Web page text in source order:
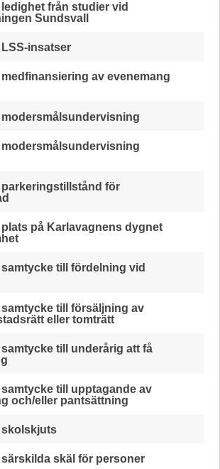
från studier vid
Sundsvall
insatser
av evenemang
för
på Karlavagnens dygnet
till fördelning vid
till försäljning av
eller tomträtt
till underårig att få
till upptagande av
och/eller pantsättning
skäl för personer